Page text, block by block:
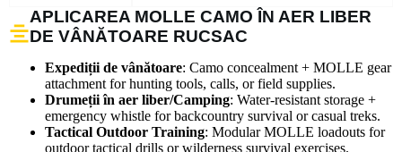
APLICAREA MOLLE CAMO ÎN AER LIBER
DE VÂNĂTOARE RUCSAC
Expediții de vânătoare: Camo concealment + MOLLE gear
attachment for hunting tools, calls, or field supplies.
Drumeții în aer liber/Camping: Water-resistant storage +
emergency whistle for backcountry survival or casual treks.
Tactical Outdoor Training: Modular MOLLE loadouts for
outdoor tactical drills or wilderness survival exercises.